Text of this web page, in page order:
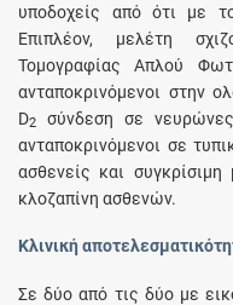
υποδοχείς από ότι με
Επιπλέον, μελέτη
Τομογραφίας Απλού
ανταποκρινόμενοι στην
D2
σύνδεση σε
ανταποκρινόμενοι σε
ασθενείς και
κλοζαπίνη ασθενών.
Κλινική
Σε δύο από τις δύο με